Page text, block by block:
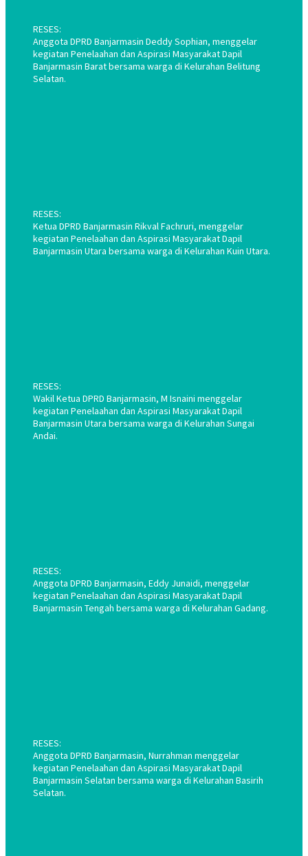
RESES:
Anggota DPRD Banjarmasin Deddy Sophian, menggelar
kegiatan Penelaahan dan Aspirasi Masyarakat Dapil
Banjarmasin Barat bersama warga di Kelurahan Belitung
Selatan.
RESES:
Ketua DPRD Banjarmasin Rikval Fachruri, menggelar
kegiatan Penelaahan dan Aspirasi Masyarakat Dapil
Banjarmasin Utara bersama warga di Kelurahan Kuin Utara.
RESES:
Wakil Ketua DPRD Banjarmasin, M Isnaini menggelar
kegiatan Penelaahan dan Aspirasi Masyarakat Dapil
Banjarmasin Utara bersama warga di Kelurahan Sungai
Andai.
RESES:
Anggota DPRD Banjarmasin, Eddy Junaidi, menggelar
kegiatan Penelaahan dan Aspirasi Masyarakat Dapil
Banjarmasin Tengah bersama warga di Kelurahan Gadang.
RESES:
Anggota DPRD Banjarmasin, Nurrahman menggelar
kegiatan Penelaahan dan Aspirasi Masyarakat Dapil
Banjarmasin Selatan bersama warga di Kelurahan Basirih
Selatan.